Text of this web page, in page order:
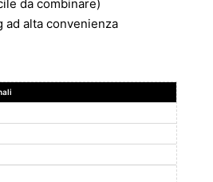
da combinare)
ad alta convenienza